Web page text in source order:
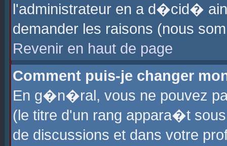
l'administrateur en a d�cid�
demander les raisons (nous
Revenir en haut de page
Comment puis-je changer
En g�n�ral, vous ne pouvez
(le titre d'un rang appara�t
de discussions et dans votre